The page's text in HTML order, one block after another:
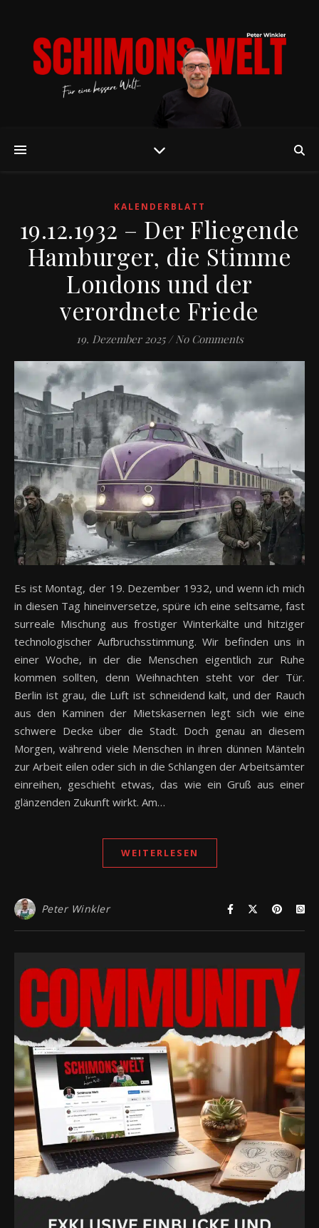
KALENDERBLATT
19.12.1932 – Der Fliegende
Hamburger, die Stimme
Londons und der
verordnete Friede
19. Dezember 2025 / No Comments
Es ist Montag, der 19. Dezember 1932, und wenn ich mich
in diesen Tag hineinversetze, spüre ich eine seltsame, fast
surreale Mischung aus frostiger Winterkälte und hitziger
technologischer Aufbruchsstimmung. Wir befinden uns in
einer Woche, in der die Menschen eigentlich zur Ruhe
kommen sollten, denn Weihnachten steht vor der Tür.
Berlin ist grau, die Luft ist schneidend kalt, und der Rauch
aus den Kaminen der Mietskasernen legt sich wie eine
schwere Decke über die Stadt. Doch genau an diesem
Morgen, während viele Menschen in ihren dünnen Mänteln
zur Arbeit eilen oder sich in die Schlangen der Arbeitsämter
einreihen, geschieht etwas, das wie ein Gruß aus einer
glänzenden Zukunft wirkt. Am…
WEITERLESEN
Peter Winkler